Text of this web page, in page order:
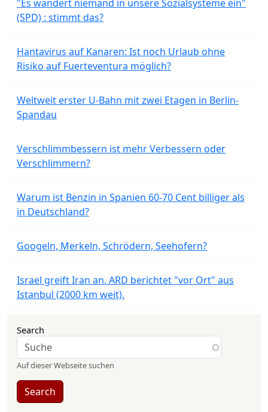
"Es wandert niemand in unsere Sozialsysteme ein"
(SPD) : stimmt das?
Hantavirus auf Kanaren: Ist noch Urlaub ohne
Risiko auf Fuerteventura möglich?
Weltweit erster U-Bahn mit zwei Etagen in Berlin-
Spandau
Verschlimmbessern ist mehr Verbessern oder
Verschlimmern?
Warum ist Benzin in Spanien 60-70 Cent billiger als
in Deutschland?
Googeln, Merkeln, Schrödern, Seehofern?
Israel greift Iran an. ARD berichtet "vor Ort" aus
Istanbul (2000 km weit).
Search
Auf dieser Webseite suchen
Search